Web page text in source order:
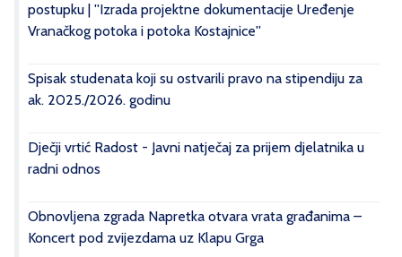
postupku | ''Izrada projektne dokumentacije Uređenje
Vranačkog potoka i potoka Kostajnice''
Spisak studenata koji su ostvarili pravo na stipendiju za
ak. 2025./2026. godinu
Dječji vrtić Radost - Javni natječaj za prijem djelatnika u
radni odnos
Obnovljena zgrada Napretka otvara vrata građanima –
Koncert pod zvijezdama uz Klapu Grga